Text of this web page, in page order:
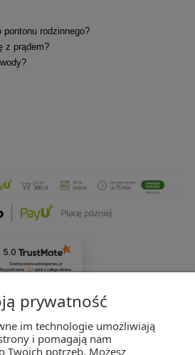
rodzinnego?
z prądem?
5.0
Średnia ocena activegames.pl
Na podstawie 327opinii z całego okresu
ZAKUPY
prywatność
im technologie umożliwiają
i pomagają nam
Twoich potrzeb. Możesz